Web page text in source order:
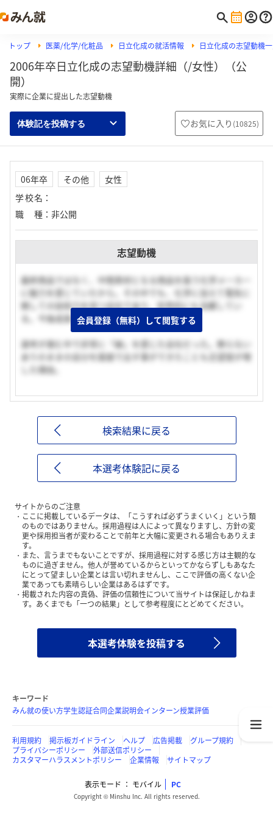
トップ 医薬/化学/化粧品 日立化成の就活情報 日立化成の志望動機
2006年卒日立化成の志望動機詳細（/女性）（公
開）
実際に企業に提出した志望動機
体験記を投稿する お気に入り (10825)
06年卒 その他
女性
学校名 ：
職種 ： 非公開
志望動機
最終商品ではなく、中間素材となる商品を扱う化学メーカー
に魅力を感じていたから。その中でも、化学に加えて電気に
関しての技術力を持つ会社であり、世界的にも活躍してい
る。今後成長そる会社であると思い志望した。
選考が進む中で非常に「縁」を感じた会社だった。飾らない
ありのままの自分を面接で出す事ができたことも志望度が増
した理由。
会員登録（無料）して閲覧する
検索結果に戻る
本選考体験記に戻る
サイトからのご注意
ここに掲載しているデータは、「こうすれば必ずうまくいく」という類
のものではありません。採用過程は人によって異なりますし、方針の変
更や採用担当者が変わることで前年と大幅に変更される場合もありえま
す。
また、言うまでもないことですが、採用過程に対する感じ方は主観的な
ものに過ぎません。他人が誉めているからといってかならずしもあなた
にとって望ましい企業とは言い切れませんし、ここで評価の高くない企
業であっても素晴らしい企業はあるはずです。
掲載された内容の真偽、評価の信頼性について当サイトは保証しかねま
す。あくまでも「一つの結果」として参考程度にとどめてください。
本選考体験を投稿する
キーワード
みん就の使い方学生認証合同企業説明会インターン授業評価
利用規約 掲示板ガイドライン ヘルプ 広告掲載
グループ規約
プライバシーポリシー
外部送信ポリシー
カスタマーハラスメントポリシー
企業情報 サイトマップ
表示モード モバイル PC
Copyright © Minshu Inc. All rights reserved.